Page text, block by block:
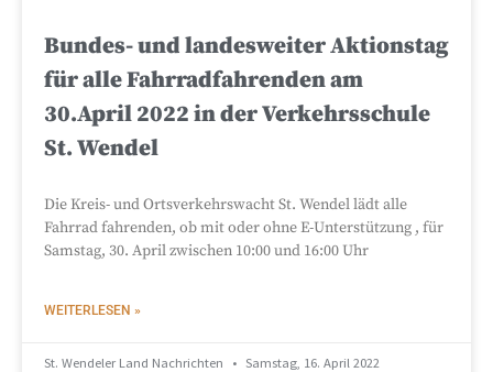
Bundes- und landesweiter Aktionstag
für alle Fahrradfahrenden am
30.April 2022 in der Verkehrsschule
St. Wendel
Die Kreis- und Ortsverkehrswacht St. Wendel lädt alle
Fahrrad fahrenden, ob mit oder ohne E-Unterstützung , für
Samstag, 30. April zwischen 10:00 und 16:00 Uhr
WEITERLESEN »
St. Wendeler Land Nachrichten Samstag, 16. April 2022